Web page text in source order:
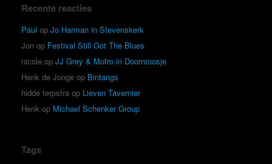
Recente reacties
Paul op Jo Harman in Stevenskerk
Jon op Festival Still Got The Blues
nicole op JJ Grey & Mofro in Doornroosje
Henk de Jonge op Bintangs
hidde terpstra op Lieven Tavernier
Henk op Michael Schenker Group
Tags